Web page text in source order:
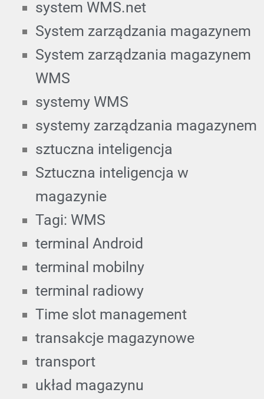
system WMS.net
System zarządzania magazynem
System zarządzania magazynem
WMS
systemy WMS
systemy zarządzania magazynem
sztuczna inteligencja
Sztuczna inteligencja w
magazynie
Tagi: WMS
terminal Android
terminal mobilny
terminal radiowy
Time slot management
transakcje magazynowe
transport
układ magazynu